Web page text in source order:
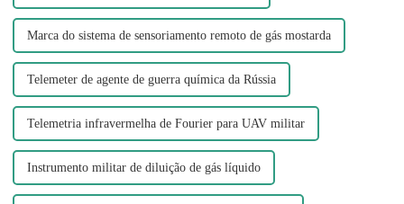
Marca do sistema de sensoriamento remoto de gás mostarda
Telemeter de agente de guerra química da Rússia
Telemetria infravermelha de Fourier para UAV militar
Instrumento militar de diluição de gás líquido